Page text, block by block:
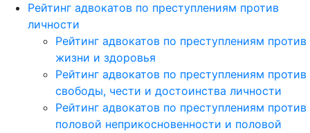
Рейтинг адвокатов по преступлениям против
личности
Рейтинг адвокатов по преступлениям против
жизни и здоровья
Рейтинг адвокатов по преступлениям против
свободы, чести и достоинства личности
Рейтинг адвокатов по преступлениям против
половой неприкосновенности и половой